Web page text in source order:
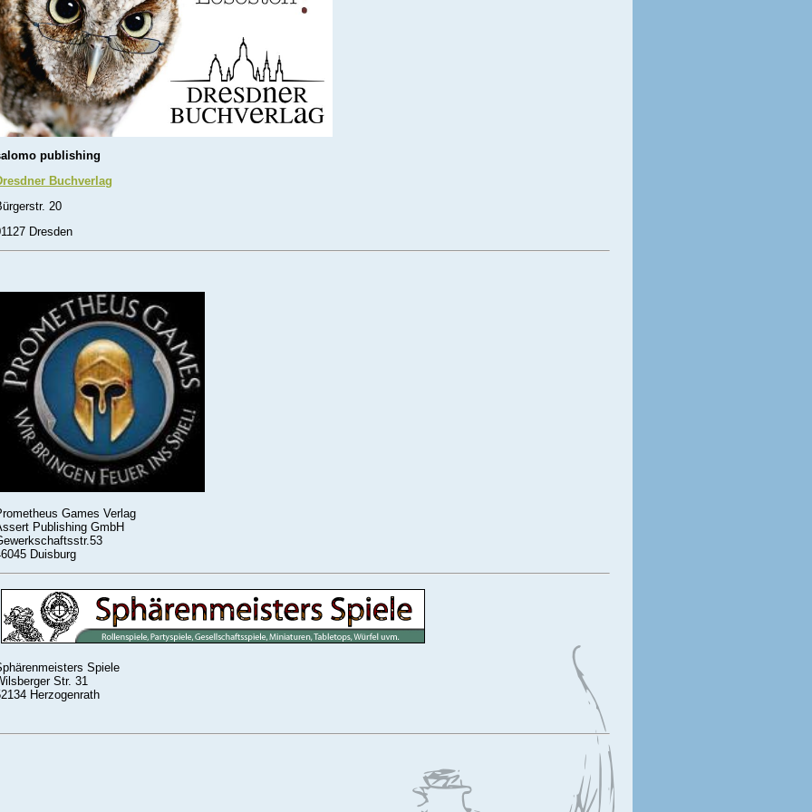
publishing
Buchverlag
20
Dresden
Games Verlag
Publishing GmbH
Duisburg
Spiele
Str. 31
Herzogenrath